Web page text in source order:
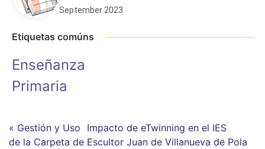
September 2023
Etiquetas comúns
Enseñanza
Primaria
« Gestión y Uso
de la Carpeta de
Impacto de eTwinning en el IES
Escultor Juan de Villanueva de Pola